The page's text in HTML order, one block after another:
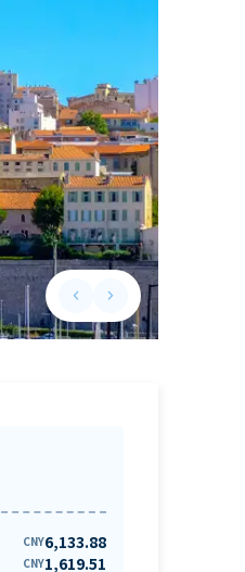
keyboard_arrow_leftPrevious slide
keyboard_arrow_rightNext slide
CNY6,133.88
CNY1,619.51